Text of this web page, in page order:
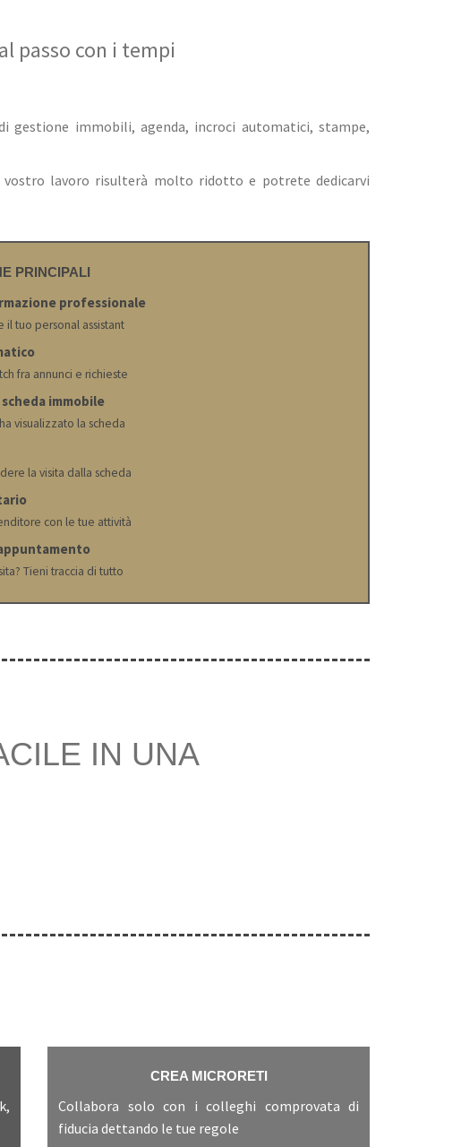
passo con i tempi
immobili, agenda, incroci automatici, stampe,
lavoro risulterà molto ridotto e potrete dedicarvi
PRINCIPALI
professionale
il tuo personal assistant
fra annunci e richieste
immobile
visualizzato la scheda
la visita dalla scheda
con le tue attività
Tieni traccia di tutto
IN UNA
CREA MICRORETI
Collabora solo con i colleghi comprovata di
fiducia dettando le tue regole